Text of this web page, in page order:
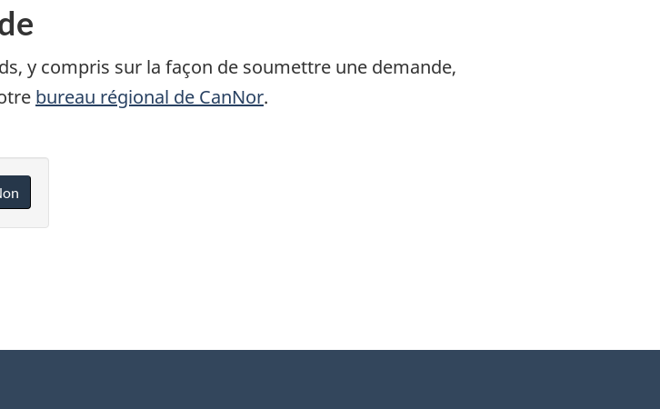
y compris sur la façon de soumettre une demande,
bureau régional de CanNor.